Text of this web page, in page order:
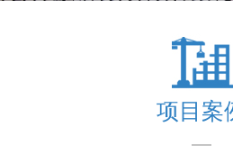
项目案